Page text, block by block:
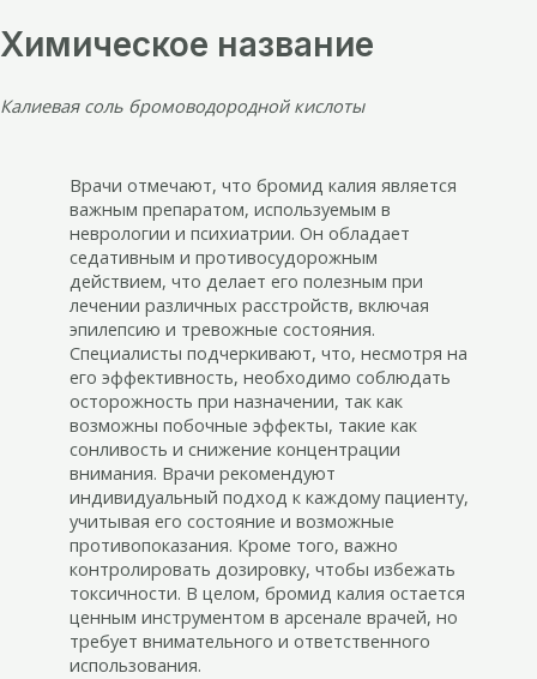
Химическое название
Калиевая соль бромоводородной кислоты
Врачи отмечают, что бромид калия является
важным препаратом, используемым в
неврологии и психиатрии. Он обладает
седативным и противосудорожным
действием, что делает его полезным при
лечении различных расстройств, включая
эпилепсию и тревожные состояния.
Специалисты подчеркивают, что, несмотря на
его эффективность, необходимо соблюдать
осторожность при назначении, так как
возможны побочные эффекты, такие как
сонливость и снижение концентрации
внимания. Врачи рекомендуют
индивидуальный подход к каждому пациенту,
учитывая его состояние и возможные
противопоказания. Кроме того, важно
контролировать дозировку, чтобы избежать
токсичности. В целом, бромид калия остается
ценным инструментом в арсенале врачей, но
требует внимательного и ответственного
использования.